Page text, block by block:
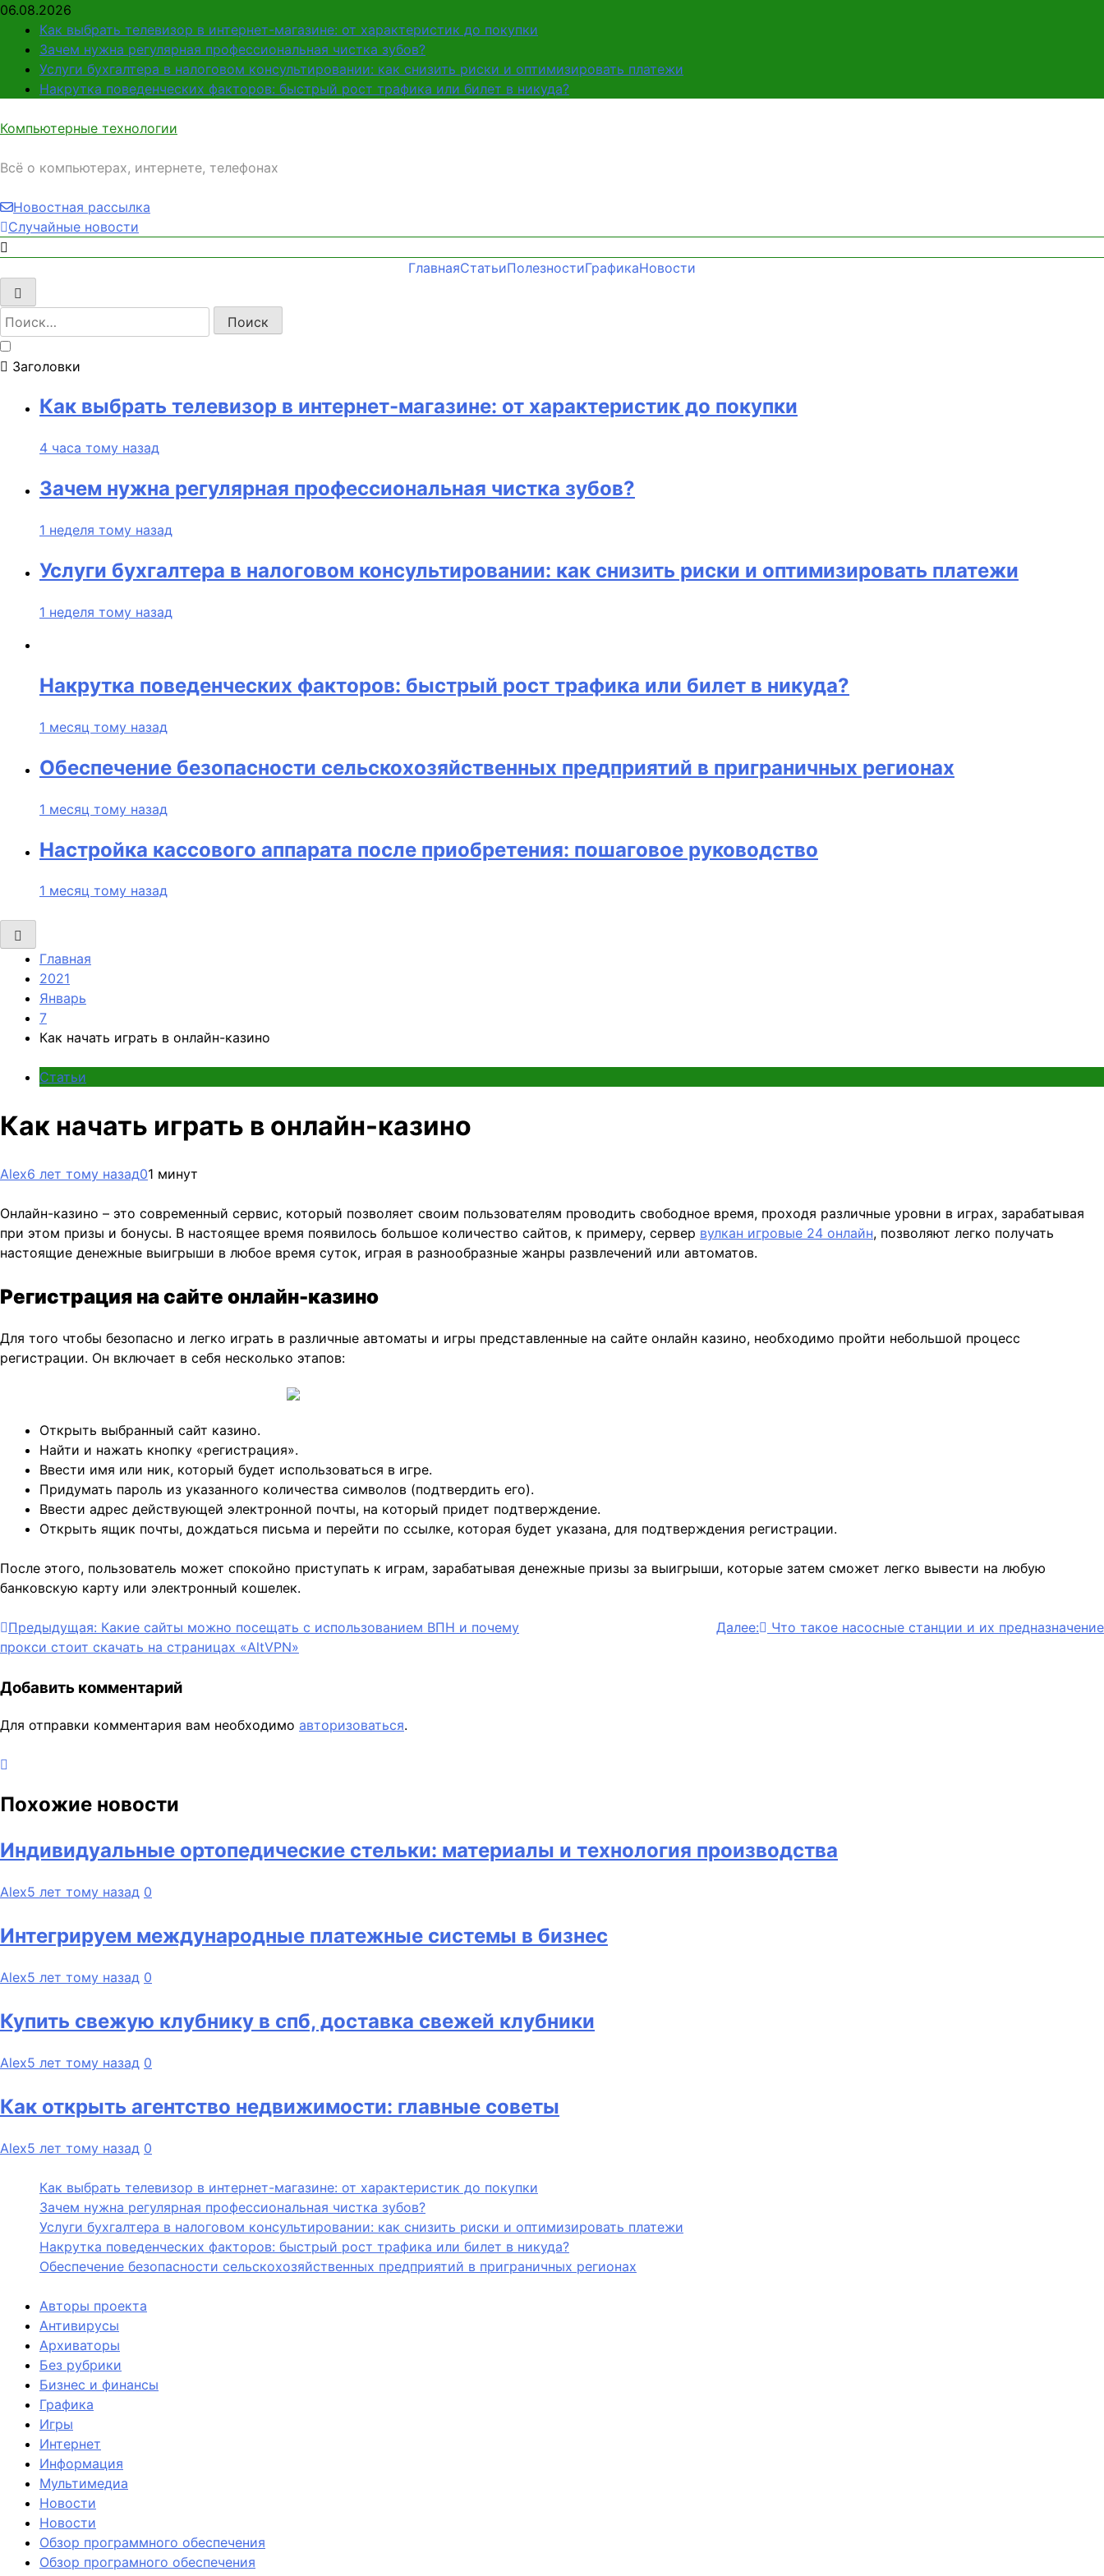
Перейти
содержимому
06.08.2026
Как выбрать телевизор в интернет-магазине: от характеристик до покупки
Зачем нужна регулярная профессиональная чистка зубов?
Услуги бухгалтера в налоговом консультировании: как снизить риски и оптимизировать платежи
Накрутка поведенческих факторов: быстрый рост трафика или билет в никуда?
Компьютерные технологии
Всё о компьютерах, интернете, телефонах
Новостная рассылка
Случайные новости
ГлавнаяСтатьиПолезностиГрафикаНовости
Найти:
Заголовки
Как выбрать телевизор в интернет-магазине: от характеристик до покупки
4 часа тому назад
Зачем нужна регулярная профессиональная чистка зубов?
1 неделя тому назад
Услуги бухгалтера в налоговом консультировании: как снизить риски и оптимизировать платежи
1 неделя тому назад
Накрутка поведенческих факторов: быстрый рост трафика или билет в никуда?
1 месяц тому назад
Обеспечение безопасности сельскохозяйственных предприятий в приграничных регионах
1 месяц тому назад
Настройка кассового аппарата после приобретения: пошаговое руководство
1 месяц тому назад
Главная
2021
Январь
7
Как начать играть в онлайн-казино
Статьи
Как начать играть в онлайн-казино
Alex6 лет тому назад01 минут
Онлайн-казино – это современный сервис, который позволяет своим пользователям проводить свободное время, проходя различные уровни в играх, зарабатывая
при этом призы и бонусы. В настоящее время появилось большое количество сайтов, к примеру, сервер вулкан игровые 24 онлайн, позволяют легко получать
настоящие денежные выигрыши в любое время суток, играя в разнообразные жанры развлечений или автоматов.
Регистрация на сайте онлайн-казино
Для того чтобы безопасно и легко играть в различные автоматы и игры представленные на сайте онлайн казино, необходимо пройти небольшой процесс
регистрации. Он включает в себя несколько этапов:
Открыть выбранный сайт казино.
Найти и нажать кнопку «регистрация».
Ввести имя или ник, который будет использоваться в игре.
Придумать пароль из указанного количества символов (подтвердить его).
Ввести адрес действующей электронной почты, на который придет подтверждение.
Открыть ящик почты, дождаться письма и перейти по ссылке, которая будет указана, для подтверждения регистрации.
После этого, пользователь может спокойно приступать к играм, зарабатывая денежные призы за выигрыши, которые затем сможет легко вывести на любую
банковскую карту или электронный кошелек.
Навигация
по
записям
Предыдущая: Какие сайты можно посещать с использованием ВПН и почему
прокси стоит скачать на страницах «AltVPN»
Далее: Что такое насосные станции и их предназначение
Добавить комментарий
Для отправки комментария вам необходимо авторизоваться.
Похожие новости
Индивидуальные ортопедические стельки: материалы и технология производства
Alex5 лет тому назад 0
Интегрируем международные платежные системы в бизнес
Alex5 лет тому назад 0
Купить свежую клубнику в спб, доставка свежей клубники
Alex5 лет тому назад 0
Как открыть агентство недвижимости: главные советы
Alex5 лет тому назад 0
Как выбрать телевизор в интернет-магазине: от характеристик до покупки
Зачем нужна регулярная профессиональная чистка зубов?
Услуги бухгалтера в налоговом консультировании: как снизить риски и оптимизировать платежи
Накрутка поведенческих факторов: быстрый рост трафика или билет в никуда?
Обеспечение безопасности сельскохозяйственных предприятий в приграничных регионах
Авторы проекта
Антивирусы
Архиваторы
Без рубрики
Бизнес и финансы
Графика
Игры
Интернет
Информация
Мультимедиа
Новости
Новости
Обзор программного обеспечения
Обзор програмного обеспечения